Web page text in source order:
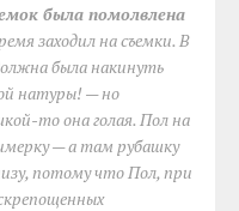
была помолвлена
заходил на съемки. В
была накинуть
натуры! — но
то она голая. Пол на
— а там рубашку
потому что Пол, при